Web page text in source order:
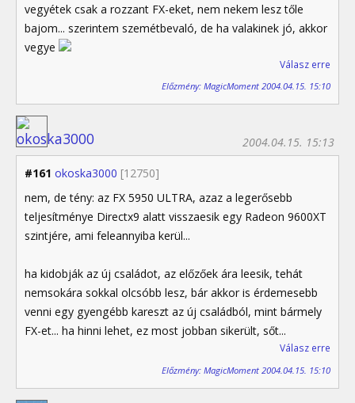
vegyétek csak a rozzant FX-eket, nem nekem lesz tőle
bajom... szerintem szemétbevaló, de ha valakinek jó, akkor
vegye
Válasz erre
Előzmény: MagicMoment 2004.04.15. 15:10
#161 okoska3000 [12750]
2004.04.15. 15:13
nem, de tény: az FX 5950 ULTRA, azaz a legerősebb
teljesítménye Directx9 alatt visszaesik egy Radeon 9600XT
szintjére, ami feleannyiba kerül...
ha kidobják az új családot, az előzőek ára leesik, tehát
nemsokára sokkal olcsóbb lesz, bár akkor is érdemesebb
venni egy gyengébb kareszt az új családból, mint bármely
FX-et... ha hinni lehet, ez most jobban sikerült, sőt...
Válasz erre
Előzmény: MagicMoment 2004.04.15. 15:10